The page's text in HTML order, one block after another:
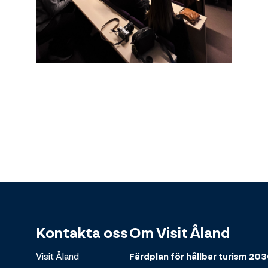
Kontakta oss
Visit Åland
Om Visit Åland
Färdplan för hållbar turism